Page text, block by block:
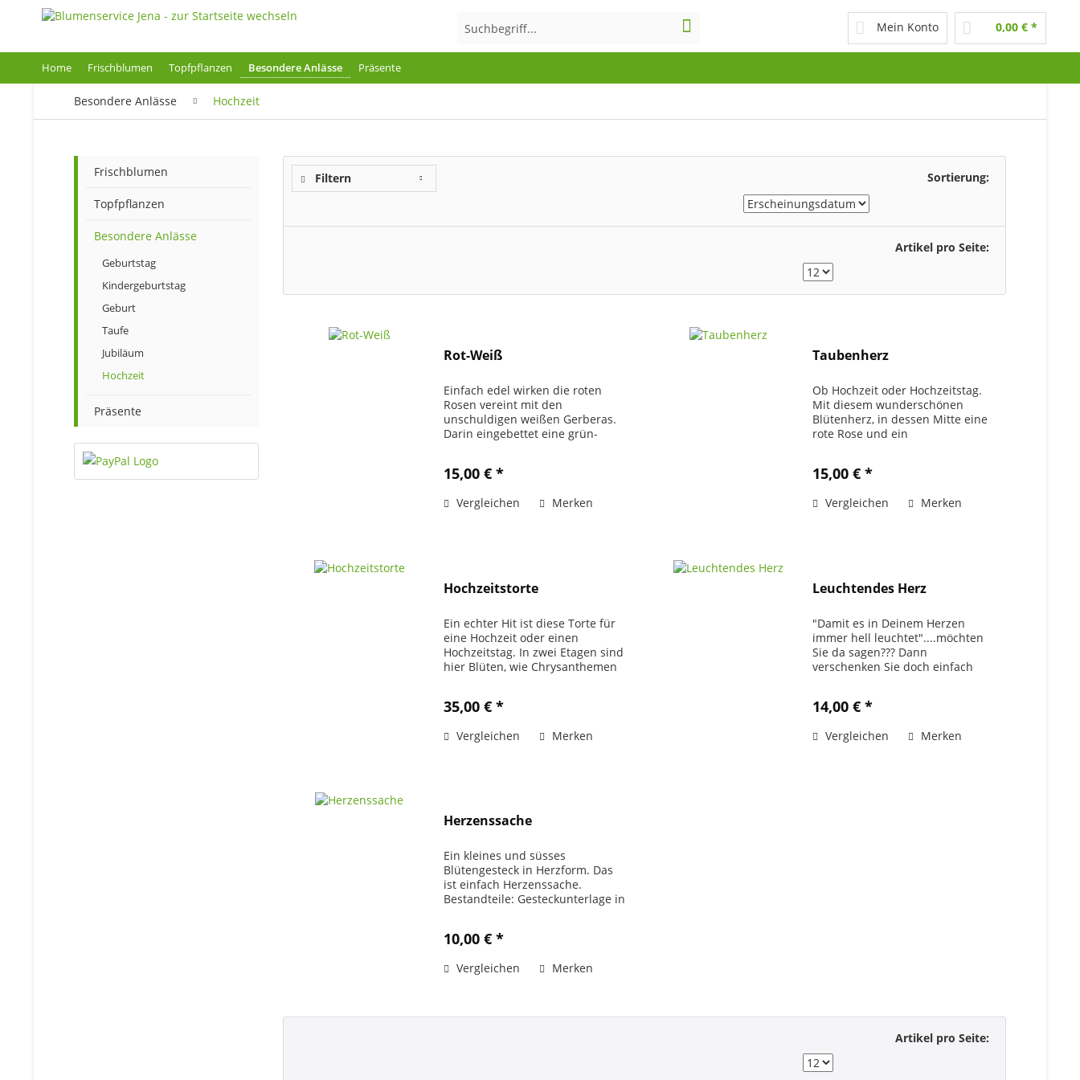
Mein Konto 0,00 € *
Home Frischblumen Topfpflanzen Besondere Anlässe Präsente
Besondere Anlässe Hochzeit
Frischblumen
Topfpflanzen
Besondere Anlässe
Geburtstag
Kindergeburtstag
Geburt
Taufe
Jubiläum
Hochzeit
Präsente
Filtern Sortierung:
Artikel pro Seite:
Rot-Weiß
Einfach edel wirken die roten
Rosen vereint mit den
unschuldigen weißen Gerberas.
Darin eingebettet eine grün-
würde dieser Strauß keine Freude
15,00 € *
Vergleichen Merken
Taubenherz
Ob Hochzeit oder Hochzeitstag.
Mit diesem wunderschönen
Blütenherz, in dessen Mitte eine
rote Rose und ein
sprichwörtlich "herzlich".
verzweigte...
15,00 € *
Vergleichen Merken
Hochzeitstorte
Ein echter Hit ist diese Torte für
eine Hochzeit oder einen
Hochzeitstag. In zwei Etagen sind
hier Blüten, wie Chrysanthemen
mit Kerzen, einem
35,00 € *
Vergleichen Merken
Leuchtendes Herz
"Damit es in Deinem Herzen
immer hell leuchtet"....möchten
Sie da sagen??? Dann
verschenken Sie doch einfach
Bestandteile: Herzunterlage, 5
14,00 € *
Vergleichen Merken
Herzenssache
Ein kleines und süsses
Blütengesteck in Herzform. Das
ist einfach Herzenssache.
Bestandteile: Gesteckunterlage in
Moos, Holzstückchen, Sisal Artikel
10,00 € *
Vergleichen Merken
Artikel pro Seite: